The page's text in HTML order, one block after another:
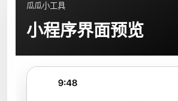
瓜瓜小工具
小程序界面预览